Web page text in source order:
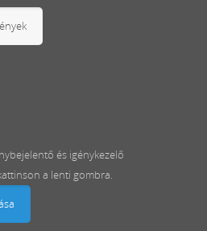
és igénykezelő
a lenti gombra.